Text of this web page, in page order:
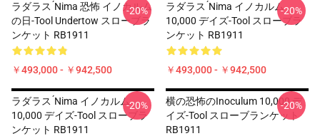
ラダラス ́nima 恐怖 イノカルム
の日-Tool Undertow スローブラ
ンケット RB1911
￥493,000 - ￥942,500
-20%
ラダラス ́nima イノカルム
10,000 デイズ-Tool スローブラ
ンケット RB1911
￥493,000 - ￥942,500
-20%
ラダラス ́nima イノカルム
10,000 デイズ-Tool スローブラ
ンケット RB1911
-20%
横の恐怖のInoculum 10,000 デ
イズ-Tool スローブランケット
RB1911
-20%